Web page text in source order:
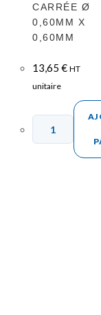
CARRÉE Ø
0,60MM X
0,60MM
13,65€ HT
unitaire